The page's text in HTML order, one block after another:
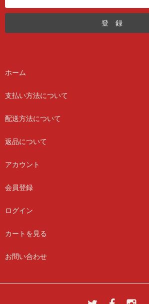
ホーム
支払い方法について
配送方法について
返品について
アカウント
会員登録
ログイン
カートを見る
お問い合わせ